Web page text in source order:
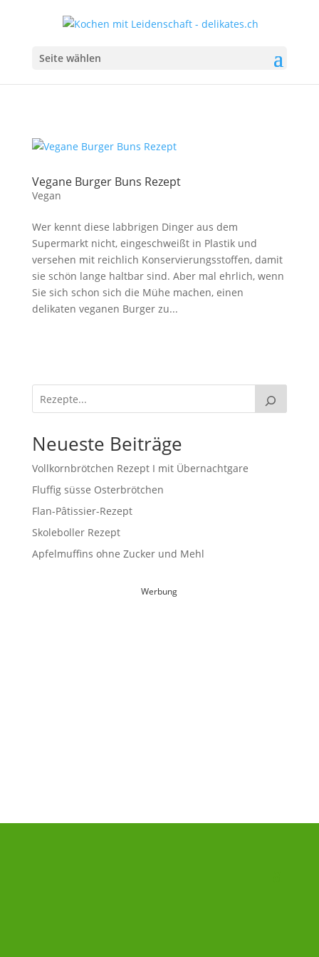
Seite wählen
Vegane Burger Buns Rezept
Vegan
Wer kennt diese labbrigen Dinger aus dem
Supermarkt nicht, eingeschweißt in Plastik und
versehen mit reichlich Konservierungsstoffen, damit
sie schön lange haltbar sind. Aber mal ehrlich, wenn
Sie sich schon sich die Mühe machen, einen
delikaten veganen Burger zu...
Neueste Beiträge
Vollkornbrötchen Rezept I mit Übernachtgare
Fluffig süsse Osterbrötchen
Flan-Pâtissier-Rezept
Skoleboller Rezept
Apfelmuffins ohne Zucker und Mehl
Werbung